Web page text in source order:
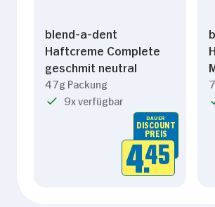
blend-a-dent
Haftcreme Complete
geschmit neutral
47g Packung
9x verfügbar
DAUER
DISCOUNT
PREIS
4.45